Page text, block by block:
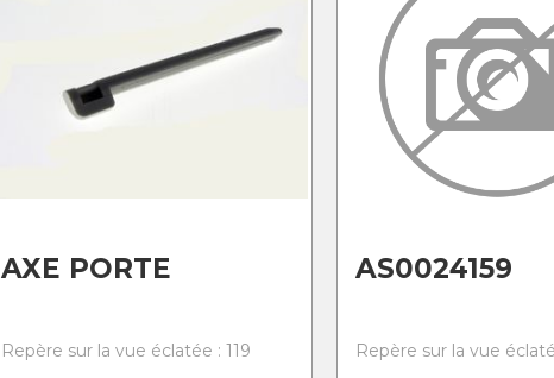
AXE PORTE
Repère sur la vue éclatée : 119
AS0024159
Repère sur la vue